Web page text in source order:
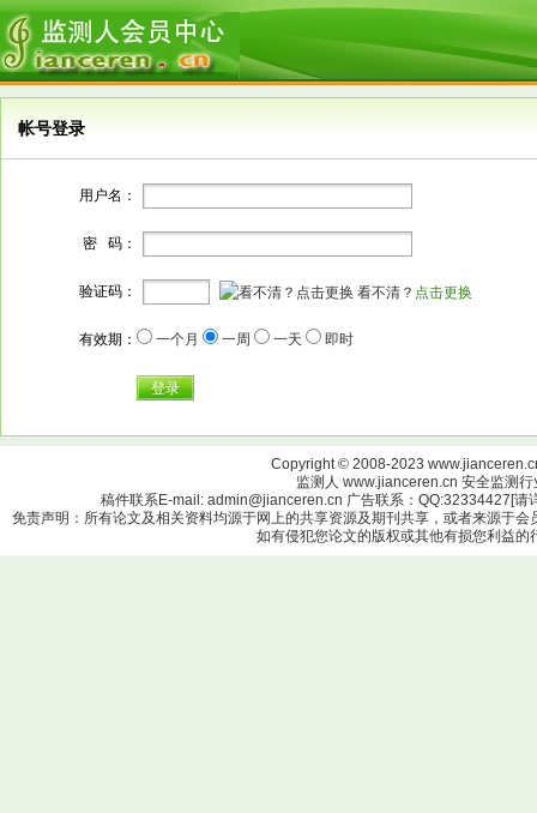
帐号登录
用户名：
密 码：
验证码： 看不清？ 点击更换
有效期： 一个月 一周 一天 即时
登录
Copyright © 2008-2023
监测人 www.jianceren.cn 安全监测
稿件联系E-mail: admin@jianceren.cn 广告联系：QQ:32334427[
免责声明：所有论文及相关资料均源于网上的共享资源及期刊共享，或者来源于
如有侵犯您论文的版权或其他有损您利益的